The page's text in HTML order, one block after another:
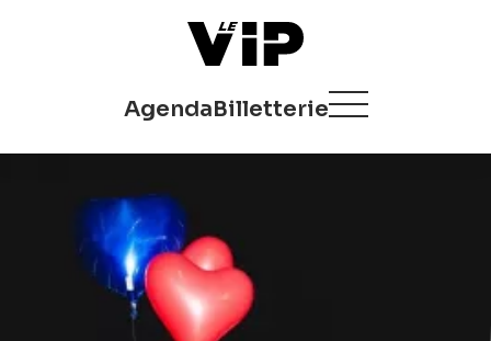
AgendaBilletterie